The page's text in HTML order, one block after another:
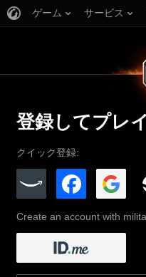
ゲーム サービス
登録してプレイ
クイック登録:
Create an account with